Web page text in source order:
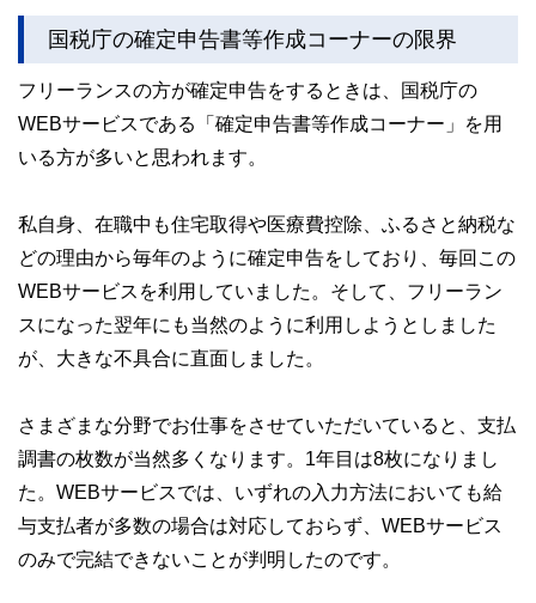
国税庁の確定申告書等作成コーナーの限界
フリーランスの方が確定申告をするときは、国税庁の
WEBサービスである「確定申告書等作成コーナー」を用
いる方が多いと思われます。
私自身、在職中も住宅取得や医療費控除、ふるさと納税な
どの理由から毎年のように確定申告をしており、毎回この
WEBサービスを利用していました。そして、フリーラン
スになった翌年にも当然のように利用しようとしました
が、大きな不具合に直面しました。
さまざまな分野でお仕事をさせていただいていると、支払
調書の枚数が当然多くなります。1年目は8枚になりまし
た。WEBサービスでは、いずれの入力方法においても給
与支払者が多数の場合は対応しておらず、WEBサービス
のみで完結できないことが判明したのです。